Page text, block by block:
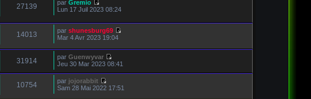
27139 parGremio
Lun 17 Juil 2023 08:24
14013 parshunesburg69
Mar 4 Avr 2023 19:04
31914 parGuenwyvar
Jeu 30 Mar 2023 08:41
10754 par jojorabbit
Sam 28 Mai 2022 17:51